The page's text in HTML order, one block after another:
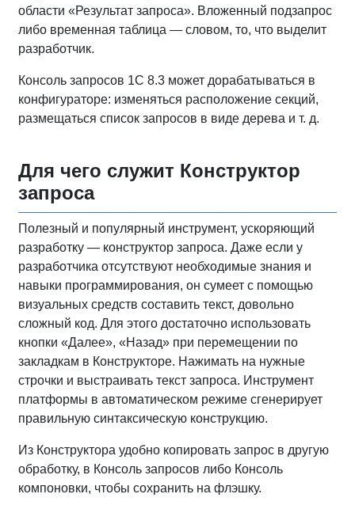
области «Результат запроса». Вложенный подзапрос
либо временная таблица — словом, то, что выделит
разработчик.
Консоль запросов 1С 8.3 может дорабатываться в
конфигураторе: изменяться расположение секций,
размещаться список запросов в виде дерева и т. д.
Для чего служит Конструктор
запроса
Полезный и популярный инструмент, ускоряющий
разработку — конструктор запроса. Даже если у
разработчика отсутствуют необходимые знания и
навыки программирования, он сумеет с помощью
визуальных средств составить текст, довольно
сложный код. Для этого достаточно использовать
кнопки «Далее», «Назад» при перемещении по
закладкам в Конструкторе. Нажимать на нужные
строчки и выстраивать текст запроса. Инструмент
платформы в автоматическом режиме сгенерирует
правильную синтаксическую конструкцию.
Из Конструктора удобно копировать запрос в другую
обработку, в Консоль запросов либо Консоль
компоновки, чтобы сохранить на флэшку.